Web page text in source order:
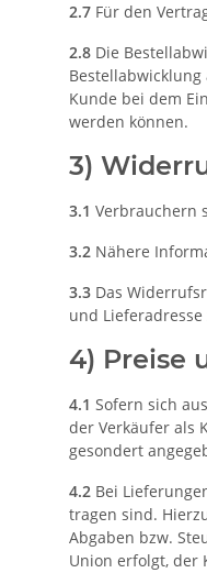
2.7 Für den
2.8 Die
Kunde bei dem
werden können.
3)
3.1 Verbrauchern
3.2 Nähere
3.3 Das
und
4) Preise
4.1 Sofern sich
der Verkäufer als
gesondert
4.2 Bei
tragen sind.
Abgaben bzw.
Union erfolgt, der